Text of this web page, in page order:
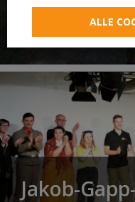
Neuer
Laudato si’
Jakob-
ALLE